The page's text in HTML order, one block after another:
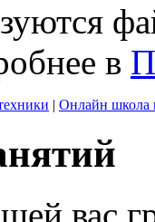
в
| Онлайн школа
вас